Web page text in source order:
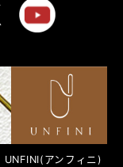
UNFINI(アンフィニ)